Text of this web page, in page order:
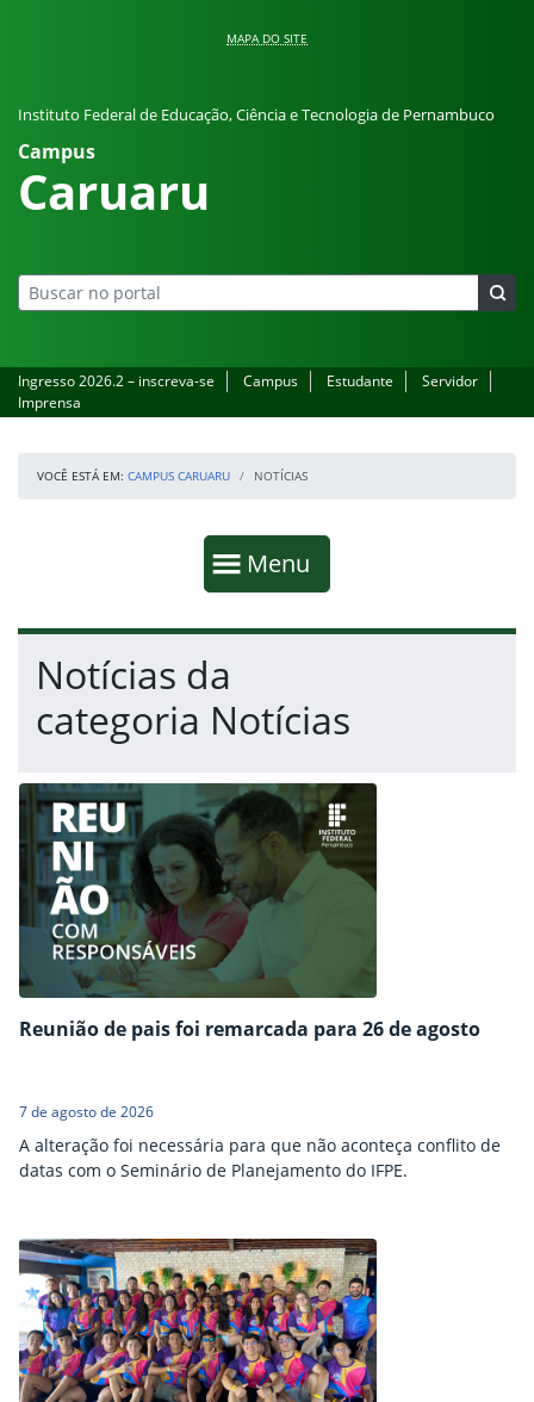
MAPA DO SITE
Instituto Federal de Educação, Ciência e Tecnologia de Pernambuco
Campus
Caruaru
Ingresso 2026.2 – inscreva-se Campus Estudante
Servidor
Imprensa
VOCÊ ESTÁ EM: CAMPUS CARUARU NOTÍCIAS
Mostrar
Menu
Fim da navegação
Início do conteúdo
Notícias da
categoria Notícias
Reunião de pais foi remarcada para 26 de agosto
7 de agosto de 2026
A alteração foi necessária para que não aconteça conflito de
datas com o Seminário de Planejamento do IFPE.